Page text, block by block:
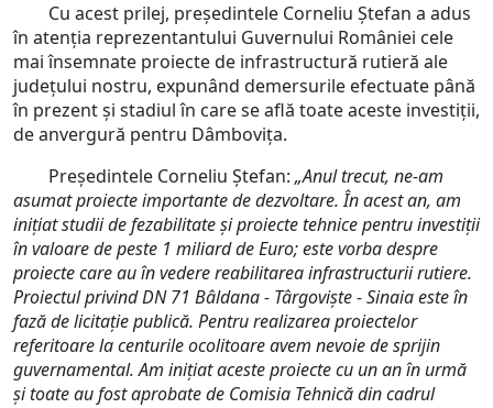
Cu acest prilej, președintele Corneliu Ștefan a adus
în atenția reprezentantului Guvernului României cele
mai însemnate proiecte de infrastructură rutieră ale
județului nostru, expunând demersurile efectuate până
în prezent și stadiul în care se află toate aceste investiții,
de anvergură pentru Dâmbovița.
Președintele Corneliu Ștefan: „Anul trecut, ne-am
asumat proiecte importante de dezvoltare. În acest an, am
inițiat studii de fezabilitate și proiecte tehnice pentru investiții
în valoare de peste 1 miliard de Euro; este vorba despre
proiecte care au în vedere reabilitarea infrastructurii rutiere.
Proiectul privind DN 71 Bâldana - Târgoviște - Sinaia este în
fază de licitație publică. Pentru realizarea proiectelor
referitoare la centurile ocolitoare avem nevoie de sprijin
guvernamental. Am inițiat aceste proiecte cu un an în urmă
și toate au fost aprobate de Comisia Tehnică din cadrul